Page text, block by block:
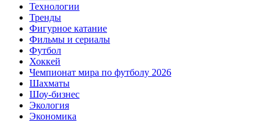
Технологии
Тренды
Фигурное катание
Фильмы и сериалы
Футбол
Хоккей
Чемпионат мира по футболу 2026
Шахматы
Шоу-бизнес
Экология
Экономика